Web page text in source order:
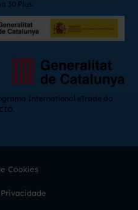
30 Plus.
International eTrade da
Cookies